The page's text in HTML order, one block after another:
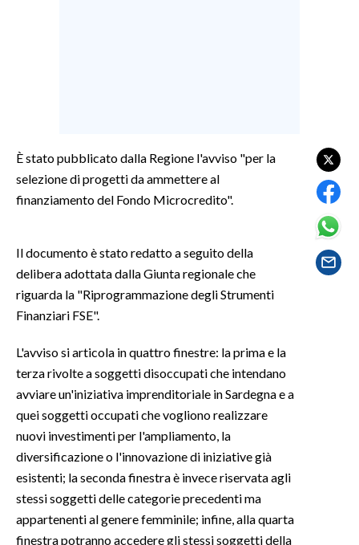
SPETTACOLI
SALUTE
SARDEGNA TURISMO
NOTIZIE
EVENTI
#CARAUNIONE
3 MINUTI CON
INSULARITÀ
INFO AZIENDE
È stato pubblicato dalla Regione l'avviso "per la
selezione di progetti da ammettere al
finanziamento del Fondo Microcredito".
Il documento è stato redatto a seguito della
delibera adottata dalla Giunta regionale che
riguarda la "Riprogrammazione degli Strumenti
Finanziari FSE".
L'avviso si articola in quattro finestre: la prima e la
terza rivolte a soggetti disoccupati che intendano
avviare un'iniziativa imprenditoriale in Sardegna e a
quei soggetti occupati che vogliono realizzare
nuovi investimenti per l'ampliamento, la
diversificazione o l'innovazione di iniziative già
esistenti; la seconda finestra è invece riservata agli
stessi soggetti delle categorie precedenti ma
appartenenti al genere femminile; infine, alla quarta
finestra potranno accedere gli stessi soggetti della